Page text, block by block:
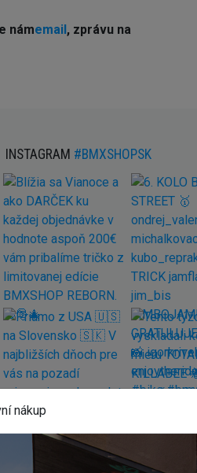
námemail , zprávu na
INSTAGRAM #BMXSHOPSK
nákup